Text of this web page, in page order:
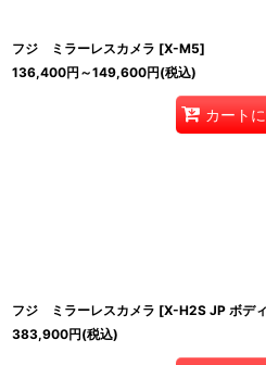
フジ ミラーレスカメラ [X-M5]
136,400円 ～149,600円(税込)
カート
フジ ミラーレスカメラ [X-H2S JP ボディ
383,900円(税込)